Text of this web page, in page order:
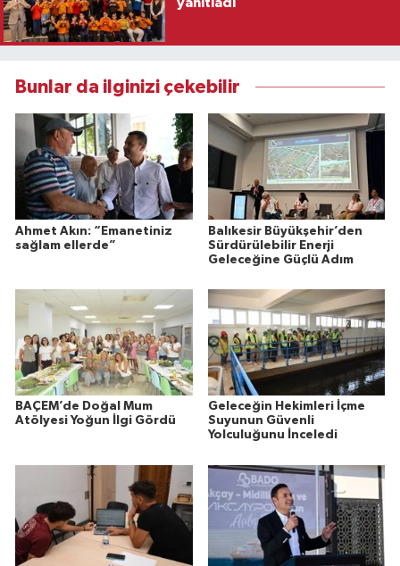
Bunlar da ilginizi çekebilir
Ahmet Akın: “Emanetiniz
sağlam ellerde”
Balıkesir Büyükşehir’den
Sürdürülebilir Enerji
Geleceğine Güçlü Adım
BAÇEM’de Doğal Mum
Atölyesi Yoğun İlgi Gördü
Geleceğin Hekimleri İçme
Suyunun Güvenli
Yolculuğunu İnceledi